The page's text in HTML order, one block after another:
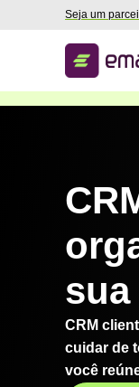
Seja um
CRM
cuidar de
você